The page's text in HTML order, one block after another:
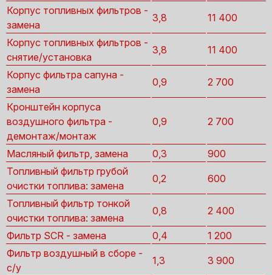
Корпус топливных фильтров -
замена
3,8 11 400
Корпус топливных фильтров -
снятие/установка
3,8 11 400
Корпус фильтра сапуна -
замена
0,9 2 700
Кронштейн корпуса
воздушного фильтра -
демонтаж/монтаж
0,9 2 700
Масляный фильтр, замена 0,3
900
Топливный фильтр грубой
очистки топлива: замена
0,2 600
Топливный фильтр тонкой
очистки топлива: замена
0,8 2 400
Фильтр SCR - замена 0,4
1 200
Фильтр воздушный в сборе -
с/у
1,3 3 900